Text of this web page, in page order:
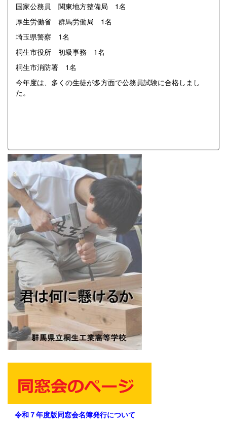
国家公務員 関東地方整備局 1名
厚生労働省 群馬労働局 1名
埼玉県警察 1名
桐生市役所 初級事務 1名
桐生市消防署 1名
今年度は、多くの生徒が多方面で公務員試験に合格しまし
た。
令和７年度版同窓会名簿発行について